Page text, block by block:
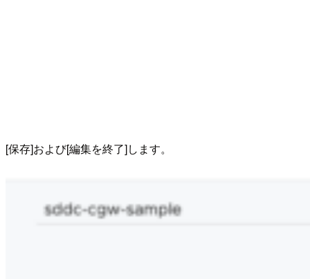
[保存]および[編集を終了]します。